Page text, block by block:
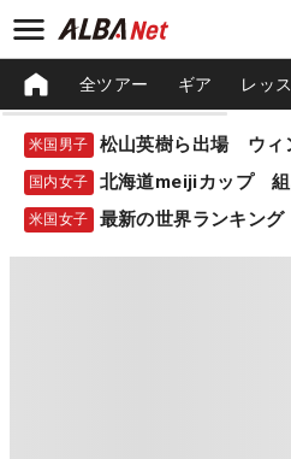
全ツアー ギア レッ
米国男子 松山英樹ら出場 ウィ
国内女子 北海道meijiカップ 組
米国女子 最新の世界ランキング